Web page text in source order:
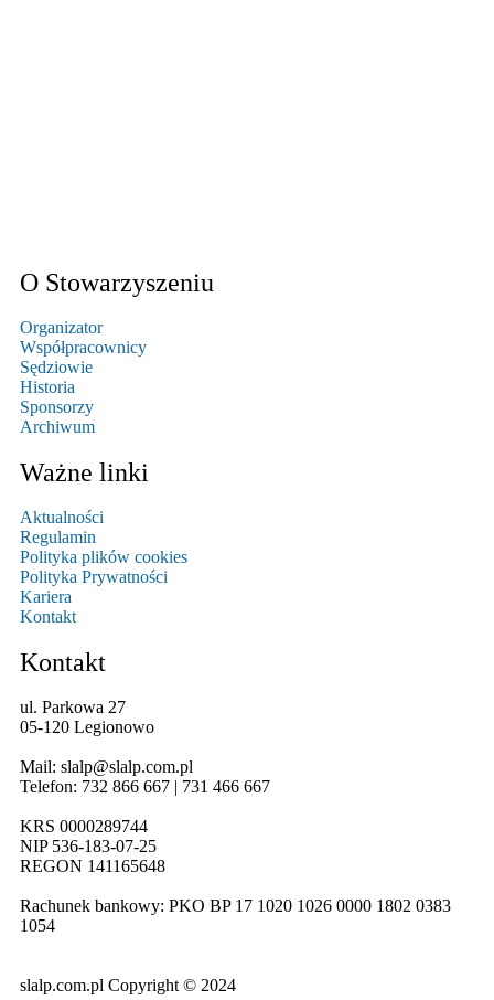
O Stowarzyszeniu
Organizator
Współpracownicy
Sędziowie
Historia
Sponsorzy
Archiwum
Ważne linki
Aktualności
Regulamin
Polityka plików cookies
Polityka Prywatności
Kariera
Kontakt
Kontakt
ul. Parkowa 27
05-120 Legionowo
Mail: slalp@slalp.com.pl
Telefon: 732 866 667 | 731 466 667
KRS 0000289744
NIP 536-183-07-25
REGON 141165648
Rachunek bankowy: PKO BP 17 1020 1026 0000 1802 0383
1054
slalp.com.pl Copyright © 2024